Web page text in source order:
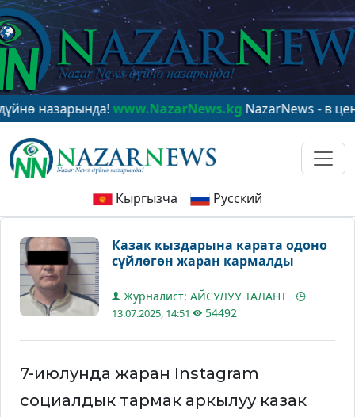
www.NazarNews.kgNazarNews - в центре
Кыргызча Русский
Казак кыздарына карата одоно
сүйлөгөн жаран кармалды
Журналист: АЙСУЛУУ ТАЛАНТ
13.07.2025, 14:51 54492
7-июлунда жаран Instagram
социалдык тармак аркылуу казак